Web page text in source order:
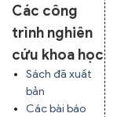
Các công
trình nghiên
cứu khoa học
Sách đã xuất
bản
Các bài báo